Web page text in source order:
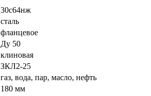
30с64нж
сталь
фланцевое
Ду 50
клиновая
ЗКЛ2-25
газ, вода, пар, масло, нефть
180 мм